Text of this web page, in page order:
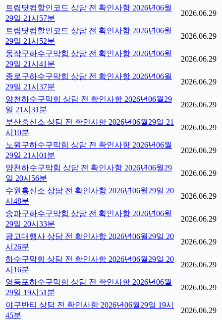
트립닷컴할인코드 상담 전 확인사항 2026년06월
29일 21시57분
2026.06.29
트립닷컴할인코드 상담 전 확인사항 2026년06월
29일 21시52분
2026.06.29
동작구하수구막힘 상담 전 확인사항 2026년06월
29일 21시41분
2026.06.29
종로구하수구막힘 상담 전 확인사항 2026년06월
29일 21시37분
2026.06.29
양천하수구막힘 상담 전 확인사항 2026년06월29
일 21시31분
2026.06.29
부산흥신소 상담 전 확인사항 2026년06월29일 21
시10분
2026.06.29
노원구하수구막힘 상담 전 확인사항 2026년06월
29일 21시01분
2026.06.29
양천하수구막힘 상담 전 확인사항 2026년06월29
일 20시56분
2026.06.29
수원흥신소 상담 전 확인사항 2026년06월29일 20
시48분
2026.06.29
송파구하수구막힘 상담 전 확인사항 2026년06월
29일 20시33분
2026.06.29
광고대행사 상담 전 확인사항 2026년06월29일 20
시26분
2026.06.29
하수구막힘 상담 전 확인사항 2026년06월29일 20
시16분
2026.06.29
영등포하수구막힘 상담 전 확인사항 2026년06월
29일 19시51분
2026.06.29
야구반티 상담 전 확인사항 2026년06월29일 19시
45분
2026.06.29